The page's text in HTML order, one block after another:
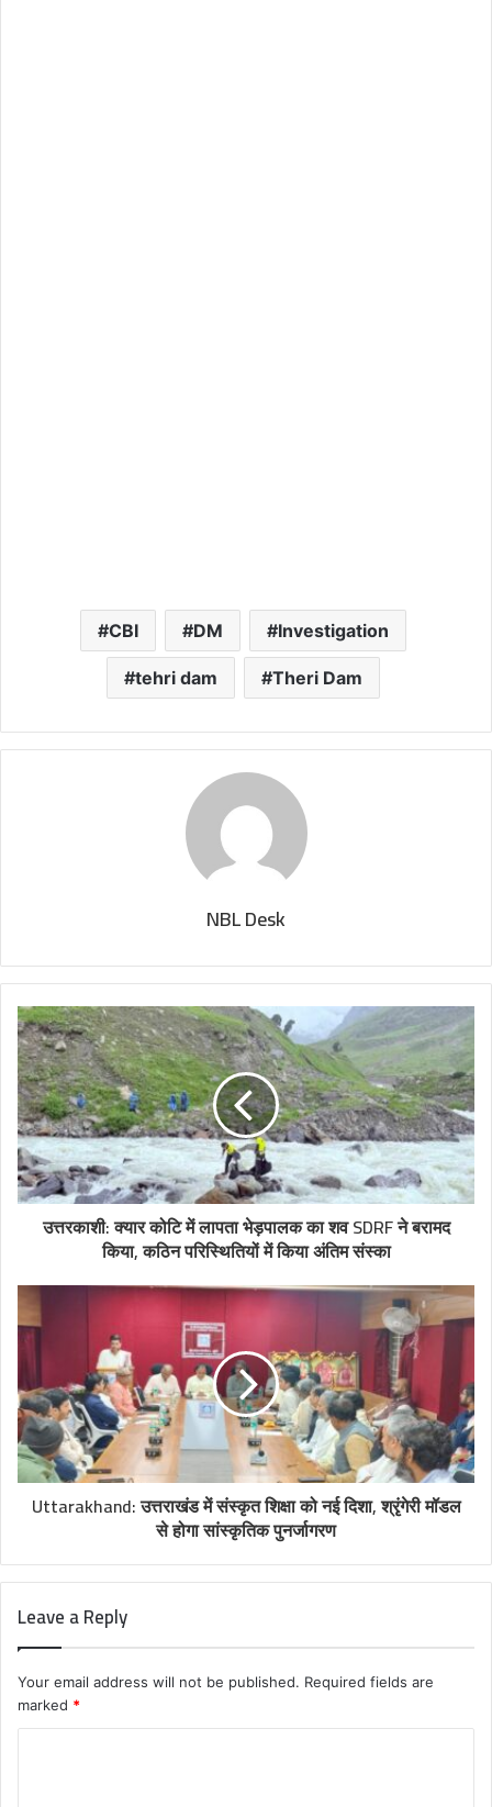
CBI DM Investigation
tehri dam Theri Dam
NBL Desk
उत्तरकाशी: क्यार कोटि में लापता भेड़पालक का शव SDRF ने बरामद
किया, कठिन परिस्थितियों में किया अंतिम संस्का
Uttarakhand: उत्तराखंड में संस्कृत शिक्षा को नई दिशा, श्रृंगेरी मॉडल
से होगा सांस्कृतिक पुनर्जागरण
Leave a Reply
Your email address will not be published. Required fields are
marked *